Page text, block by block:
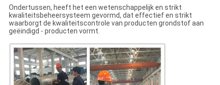
Ondertussen, heeft het een wetenschappelijk en strikt
kwaliteitsbeheersysteem gevormd, dat effectief en strikt
waarborgt de kwaliteitscontrole van producten grondstof aan
geëindigd - producten vormt.